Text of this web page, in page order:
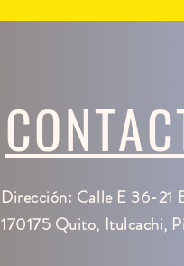
Dirección: Calle E 36-21
170175 Quito, Itulcachi,